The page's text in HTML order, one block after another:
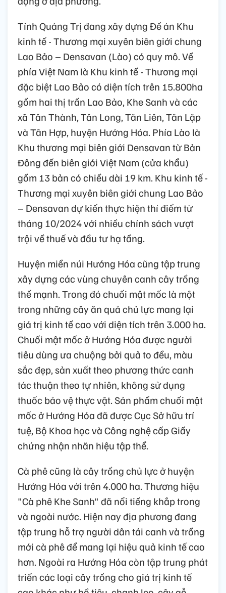
Tỉnh Quảng Trị đang xây dựng Đề án Khu
kinh tế - Thương mại xuyên biên giới chung
Lao Bảo – Densavan (Lào) có quy mô. Về
phía Việt Nam là Khu kinh tế - Thương mại
đặc biệt Lao Bảo có diện tích trên 15.800ha
gồm hai thị trấn Lao Bảo, Khe Sanh và các
xã Tân Thành, Tân Long, Tân Liên, Tân Lập
và Tân Hợp, huyện Hướng Hóa. Phía Lào là
Khu thương mại biên giới Densavan từ Bản
Đông đến biên giới Việt Nam (cửa khẩu)
gồm 13 bản có chiều dài 19 km. Khu kinh tế -
Thương mại xuyên biên giới chung Lao Bảo
– Densavan dự kiến thực hiện thí điểm từ
tháng 10/2024 với nhiều chính sách vượt
trội về thuế và đầu tư hạ tầng.
Huyện miền núi Hướng Hóa cũng tập trung
xây dựng các vùng chuyên canh cây trồng
thế mạnh. Trong đó chuối mật mốc là một
trong những cây ăn quả chủ lực mang lại
giá trị kinh tế cao với diện tích trên 3.000 ha.
Chuối mật mốc ở Hướng Hóa được người
tiêu dùng ưa chuộng bởi quả to đều, màu
sắc đẹp, sản xuất theo phương thức canh
tác thuận theo tự nhiên, không sử dụng
thuốc bảo vệ thực vật. Sản phẩm chuối mật
mốc ở Hướng Hóa đã được Cục Sở hữu trí
tuệ, Bộ Khoa học và Công nghệ cấp Giấy
chứng nhận nhãn hiệu tập thể.
Cà phê cũng là cây trồng chủ lực ở huyện
Hướng Hóa với trên 4.000 ha. Thương hiệu
"Cà phê Khe Sanh" đã nổi tiếng khắp trong
và ngoài nước. Hiện nay địa phương đang
tập trung hỗ trợ người dân tái canh và trồng
mới cà phê để mang lại hiệu quả kinh tế cao
hơn. Ngoài ra Hướng Hóa còn tập trung phát
triển các loại cây trồng cho giá trị kinh tế